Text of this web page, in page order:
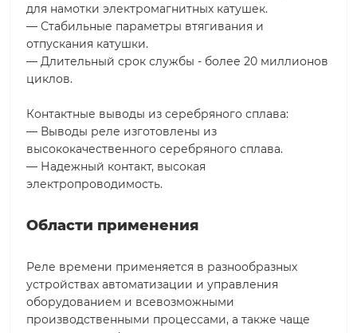
для намотки электромагнитных катушек.
— Стабильные параметры втягивания и
отпускания катушки.
— Длительный срок службы - более 20 миллионов
циклов.
Контактные выводы из серебряного сплава:
— Выводы реле изготовлены из
высококачественного серебряного сплава.
— Надежный контакт, высокая
электропроводимость.
Области применения
Реле времени применяется в разнообразных
устройствах автоматизации и управления
оборудованием и всевозможными
производственными процессами, а также чаще